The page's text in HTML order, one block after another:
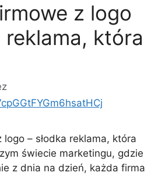
z logo
reklama, która
– słodka reklama, która
świecie marketingu, gdzie
z dnia na dzień, każda firma